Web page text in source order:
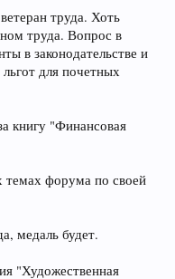
труда. Хоть
труда. Вопрос в
в законодательстве и
для почетных
книгу "Финансовая
темах форума по своей
медаль будет.
"Художественная